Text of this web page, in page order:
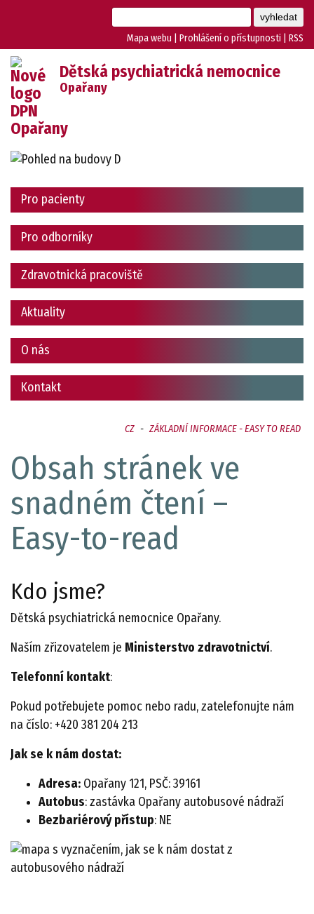
Mapa webu Prohlášení o přístupnosti RSS
Dětská psychiatrická nemocnice
Opařany
Pro pacienty
Pro odborníky
Zdravotnická pracoviště
Aktuality
O nás
Kontakt
CZ - ZÁKLADNÍ INFORMACE - EASY TO READ
Obsah stránek ve
snadném čtení –
Easy-to-read
Kdo jsme?
Dětská psychiatrická nemocnice Opařany.
Naším zřizovatelem je Ministerstvo zdravotnictví.
Telefonní kontakt:
Pokud potřebujete pomoc nebo radu, zatelefonujte nám
na číslo: +420 381 204 213
Jak se k nám dostat:
Adresa: Opařany 121, PSČ: 39161
Autobus: zastávka Opařany autobusové nádraží
Bezbariérový přístup: NE